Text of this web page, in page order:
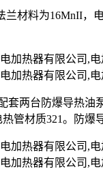
兰材料为16MnII
套两台防爆导热
管材质321。防爆